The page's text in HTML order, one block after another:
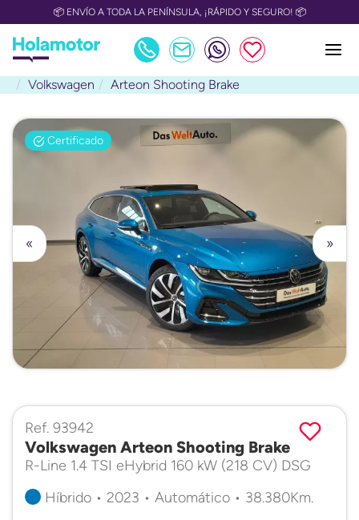
📦 ENVÍO A TODA LA PENÍNSULA, ¡RÁPIDO Y SEGURO! 📦
Volkswagen Arteon Shooting Brake
Certificado
»
«
Ref. 93942
Volkswagen Arteon Shooting Brake
R-Line 1.4 TSI eHybrid 160 kW (218 CV) DSG
Híbrido • 2023 • Automático • 38.380Km.